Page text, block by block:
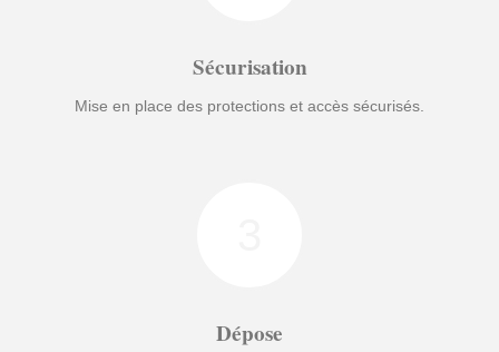
Sécurisation
Mise en place des protections et accès sécurisés.
Dépose